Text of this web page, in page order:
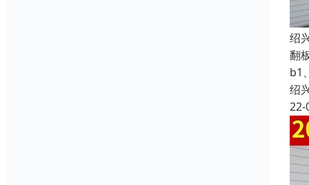
绍
翻
b1
绍
22-